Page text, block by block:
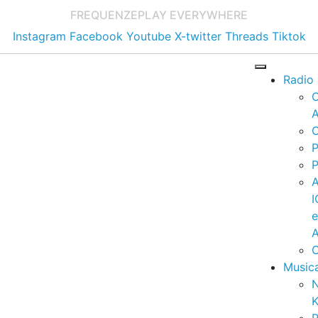
FREQUENZEPLAY EVERYWHERE
Instagram Facebook Youtube X-twitter Threads Tiktok
Radio
e